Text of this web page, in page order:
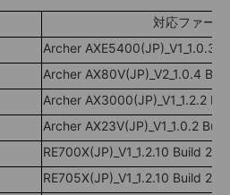
対応ファー
Archer AXE5400(JP)_V1_1.0.3
Archer AX80V(JP)_V2_1.0.4
Archer AX3000(JP)_V1_1.2.2
Archer AX23V(JP)_V1_1.0.2
RE700X(JP)_V1_1.2.10 Build
RE705X(JP)_V1_1.2.10 Build